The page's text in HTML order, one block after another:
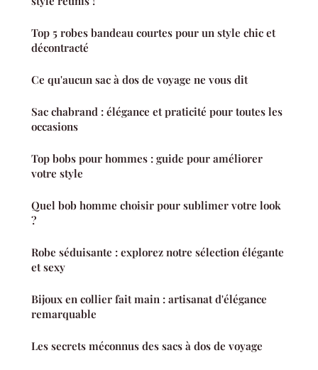
Top 5 robes bandeau courtes pour un style chic et
décontracté
Ce qu'aucun sac à dos de voyage ne vous dit
Sac chabrand : élégance et praticité pour toutes les
occasions
Top bobs pour hommes : guide pour améliorer
votre style
Quel bob homme choisir pour sublimer votre look
?
Robe séduisante : explorez notre sélection élégante
et sexy
Bijoux en collier fait main : artisanat d'élégance
remarquable
Les secrets méconnus des sacs à dos de voyage